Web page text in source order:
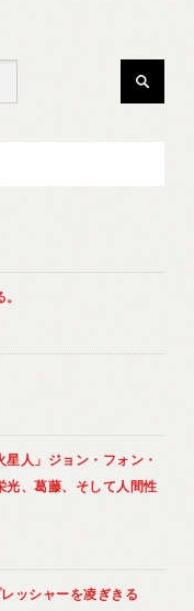
人」ジョン・フォン・
、葛藤、そして人間性
ッシャーを凌ぎきる